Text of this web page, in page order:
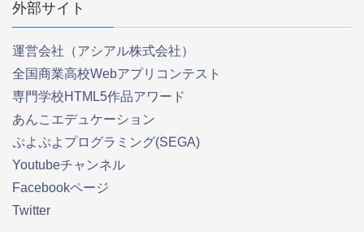
外部サイト
運営会社（アシアル株式会社）
全国商業高校Webアプリコンテスト
専門学校HTML5作品アワード
あんこエデュケーション
ぷよぷよプログラミング(SEGA)
Youtubeチャンネル
Facebookページ
Twitter